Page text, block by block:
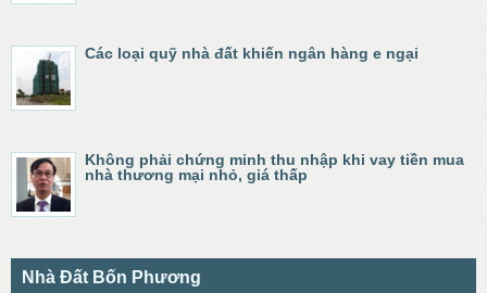
Các loại quỹ nhà đất khiến ngân hàng e ngại
Không phải chứng minh thu nhập khi vay tiền mua
nhà thương mại nhỏ, giá thấp
Nhà Đất Bốn Phương